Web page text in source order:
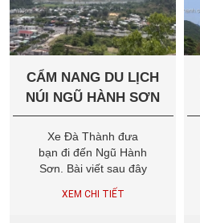
CẨM NANG DU LỊCH
NÚI NGŨ HÀNH SƠN
ĐÀ NẴNG
Xe Đà Thành đưa
bạn đi đến Ngũ Hành
Sơn. Bài viết sau đây
là cẩm nang du lịch
núi Ngũ Hành Sơn
XEM CHI TIẾT